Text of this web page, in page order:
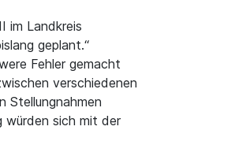
im Landkreis
geplant.“
Fehler gemacht
verschiedenen
Stellungnahmen
würden sich mit der